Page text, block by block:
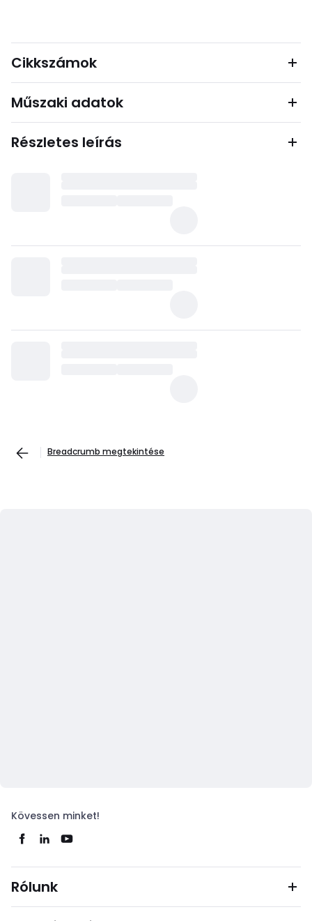
Cikkszámok
Műszaki adatok
Részletes leírás
Breadcrumb megtekintése
Kövessen minket!
Rólunk